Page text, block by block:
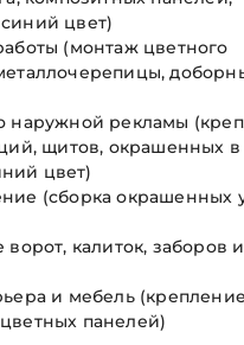
цвет)
(монтаж цветного
наружной рекламы
щитов, окрашенных в
цвет)
(сборка окрашенных
ворот, калиток, заборов
и мебель (крепление
панелей)